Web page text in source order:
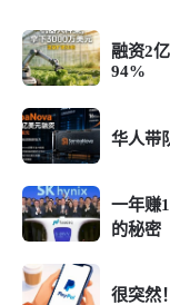
融资2
94%
华人带
一年赚
的秘密
很突然